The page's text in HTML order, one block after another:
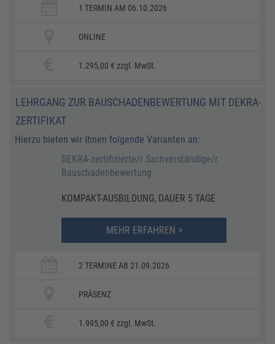
1 TERMIN AM 06.10.2026
ONLINE
1.295,00 € zzgl. MwSt.
LEHRGANG ZUR BAUSCHADENBEWERTUNG MIT DEKRA-
ZERTIFIKAT
Hierzu bieten wir Ihnen folgende Varianten an:
DEKRA-zertifizierte/r Sachverständige/r
Bauschadenbewertung
KOMPAKT-AUSBILDUNG, DAUER 5 TAGE
MEHR ERFAHREN >
2 TERMINE AB 21.09.2026
PRÄSENZ
1.995,00 € zzgl. MwSt.